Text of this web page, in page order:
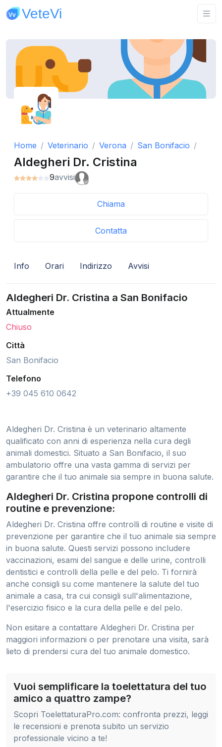
Home Veterinario Verona San Bonifacio
Aldegheri Dr. Cristina
9avvisi
Chiama
Contatta
Info Orari Indirizzo Avvisi
Aldegheri Dr. Cristina a San Bonifacio
Attualmente
Chiuso
Città
San Bonifacio
Telefono
+39 045 610 0642
Aldegheri Dr. Cristina è un veterinario altamente
qualificato con anni di esperienza nella cura degli
animali domestici. Situato a San Bonifacio, il suo
ambulatorio offre una vasta gamma di servizi per
garantire che il tuo animale sia sempre in buona salute.
Aldegheri Dr. Cristina propone controlli di
routine e prevenzione:
Aldegheri Dr. Cristina offre controlli di routine e visite di
prevenzione per garantire che il tuo animale sia sempre
in buona salute. Questi servizi possono includere
vaccinazioni, esami del sangue e delle urine, controlli
dentistici e controlli della pelle e del pelo. Ti fornirà
anche consigli su come mantenere la salute del tuo
animale a casa, tra cui consigli sull'alimentazione,
l'esercizio fisico e la cura della pelle e del pelo.
Non esitare a contattare Aldegheri Dr. Cristina per
maggiori informazioni o per prenotare una visita, sarà
lieto di prendersi cura del tuo animale domestico.
Vuoi semplificare la toelettatura del tuo
amico a quattro zampe?
Scopri ToelettaturaPro.com: confronta prezzi, leggi
le recensioni e prenota subito un servizio
professionale vicino a te!